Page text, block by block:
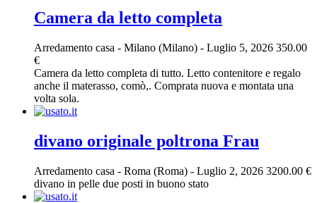
Camera da letto completa
Arredamento casa - Milano (Milano) - Luglio 5, 2026 350.00
€
Camera da letto completa di tutto. Letto contenitore e regalo
anche il materasso, comò,. Comprata nuova e montata una
volta sola.
divano originale poltrona Frau
Arredamento casa - Roma (Roma) - Luglio 2, 2026 3200.00 €
divano in pelle due posti in buono stato